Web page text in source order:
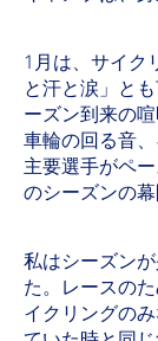
1月は、サイク
と汗と涙」と
ーズン到来の
車輪の回る音
主要選手がペ
のシーズンの幕
私はシーズン
た。レースの
イクリングの